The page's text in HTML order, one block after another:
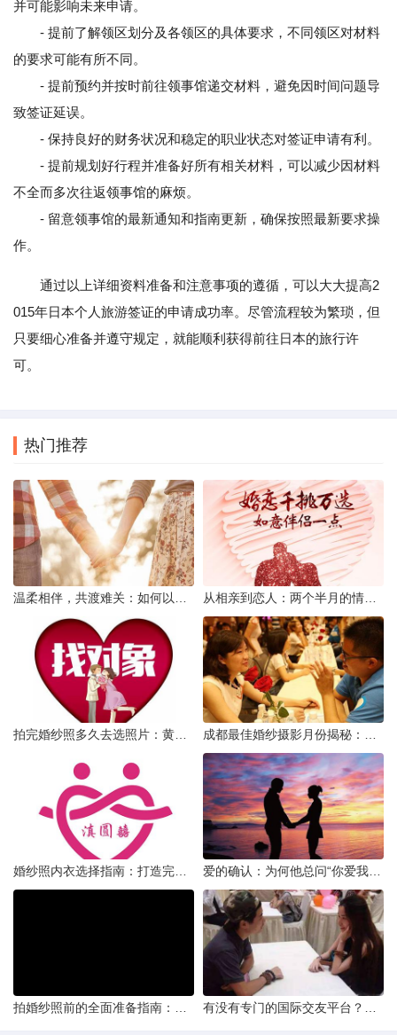
并可能影响未来申请。
- 提前了解领区划分及各领区的具体要求，不同领区对材料
的要求可能有所不同。
- 提前预约并按时前往领事馆递交材料，避免因时间问题导
致签证延误。
- 保持良好的财务状况和稳定的职业状态对签证申请有利。
- 提前规划好行程并准备好所有相关材料，可以减少因材料
不全而多次往返领事馆的麻烦。
- 留意领事馆的最新通知和指南更新，确保按照最新要求操
作。
通过以上详细资料准备和注意事项的遵循，可以大大提高2
015年日本个人旅游签证的申请成功率。尽管流程较为繁琐，但
只要细心准备并遵守规定，就能顺利获得前往日本的旅行许
可。
热门推荐